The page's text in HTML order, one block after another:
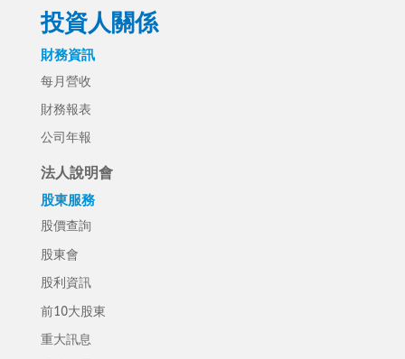
投資人關係
財務資訊
每月營收
財務報表
公司年報
法人說明會
股東服務
股價查詢
股東會
股利資訊
前10大股東
重大訊息